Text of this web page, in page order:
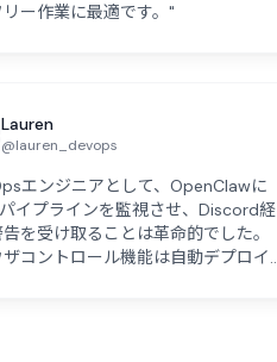
リー作業に最適です。"
Lauren
@lauren_devops
エンジニアとして、OpenClawに
イプラインを監視させ、Discord経
を受け取ることは革命的でした。
コントロール機能は自動デプロイ